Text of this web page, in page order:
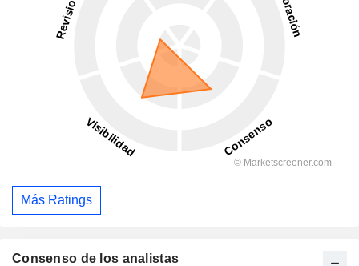
Más Ratings
Consenso de los analistas